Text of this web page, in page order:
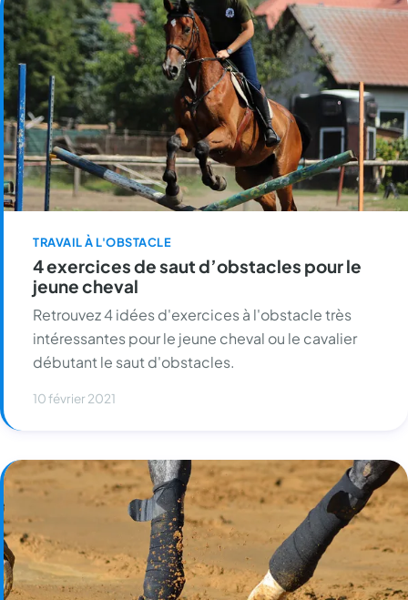
TRAVAIL À L'OBSTACLE
4 exercices de saut d’obstacles pour le
jeune cheval
Retrouvez 4 idées d'exercices à l'obstacle très
intéressantes pour le jeune cheval ou le cavalier
débutant le saut d'obstacles.
10 février 2021